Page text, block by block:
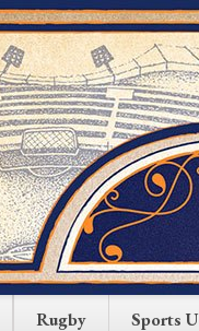
Rugby Sports